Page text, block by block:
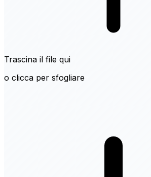
Trascina il file qui
o clicca per sfogliare